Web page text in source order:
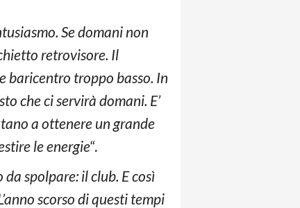
Se domani non
retrovisore. Il
baricentro troppo basso. In
che ci servirà domani. E’
a ottenere un grande
le energie“.
spolpare: il club. E così
scorso di questi tempi